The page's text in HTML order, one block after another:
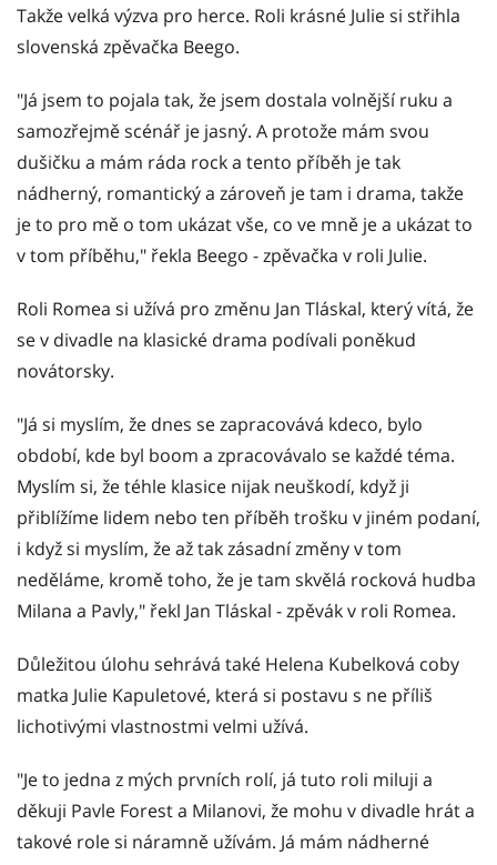
Takže velká výzva pro herce. Roli krásné Julie si střihla
slovenská zpěvačka Beego.
"Já jsem to pojala tak, že jsem dostala volnější ruku a
samozřejmě scénář je jasný. A protože mám svou
dušičku a mám ráda rock a tento příběh je tak
nádherný, romantický a zároveň je tam i drama, takže
je to pro mě o tom ukázat vše, co ve mně je a ukázat to
v tom příběhu," řekla Beego - zpěvačka v roli Julie.
Roli Romea si užívá pro změnu Jan Tláskal, který vítá, že
se v divadle na klasické drama podívali poněkud
novátorsky.
"Já si myslím, že dnes se zapracovává kdeco, bylo
období, kde byl boom a zpracovávalo se každé téma.
Myslím si, že téhle klasice nijak neuškodí, když ji
přiblížíme lidem nebo ten příběh trošku v jiném podaní,
i když si myslím, že až tak zásadní změny v tom
neděláme, kromě toho, že je tam skvělá rocková hudba
Milana a Pavly," řekl Jan Tláskal - zpěvák v roli Romea.
Důležitou úlohu sehrává také Helena Kubelková coby
matka Julie Kapuletové, která si postavu s ne příliš
lichotivými vlastnostmi velmi užívá.
"Je to jedna z mých prvních rolí, já tuto roli miluji a
děkuji Pavle Forest a Milanovi, že mohu v divadle hrát a
takové role si náramně užívám. Já mám nádherné